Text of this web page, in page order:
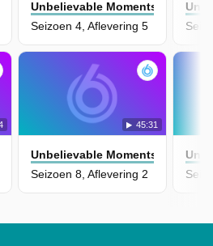
Caught On Camera
Unbelievable Moments: Caught
Seizoen 4, Aflevering 5
Caught On Camera
45:31
Unbelievable Moments: Caught
Seizoen 8, Aflevering 2